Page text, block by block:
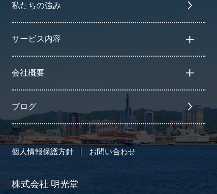
私たちの強み
サービス内容
会社概要
ブログ
個人情報保護方針 お問い合わせ
株式会社 明光堂